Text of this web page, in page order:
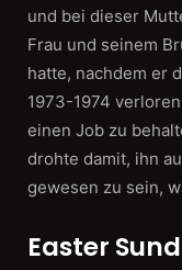
und bei dieser
Frau und seinem
hatte, nachdem er
1973-1974
einen Job zu
drohte damit, ihn
gewesen zu sein,
Easter